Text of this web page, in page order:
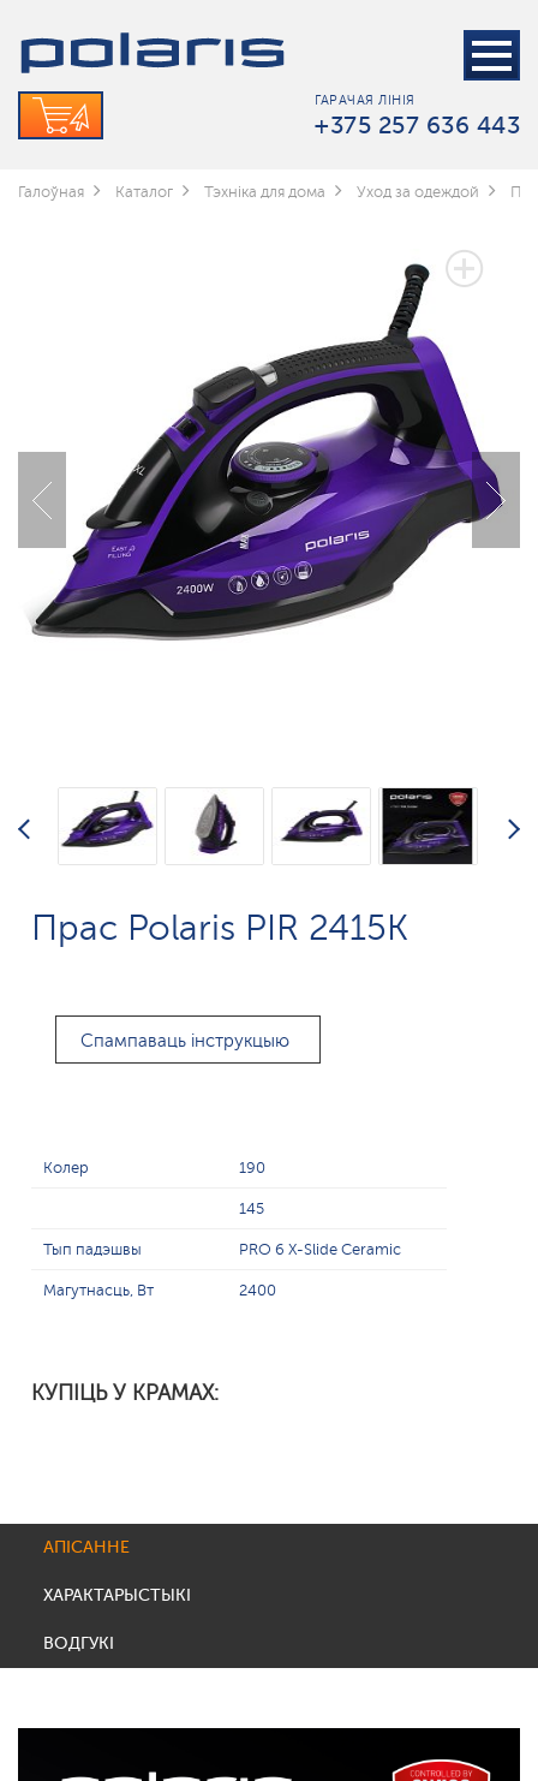
ГАРАЧАЯ ЛІНІЯ
+375 257 636 443
Галоўная Каталог Тэхніка для дома Уход за одеждой
Прас Polaris PIR 2415K
Спампаваць інструкцыю
Колер 190
145
Тып падэшвы PRO 6 X-Slide Ceramic
Магутнасць, Вт 2400
КУПІЦЬ У КРАМАХ:
АПІСАННЕ
ХАРАКТАРЫСТЫКІ
ВОДГУКІ